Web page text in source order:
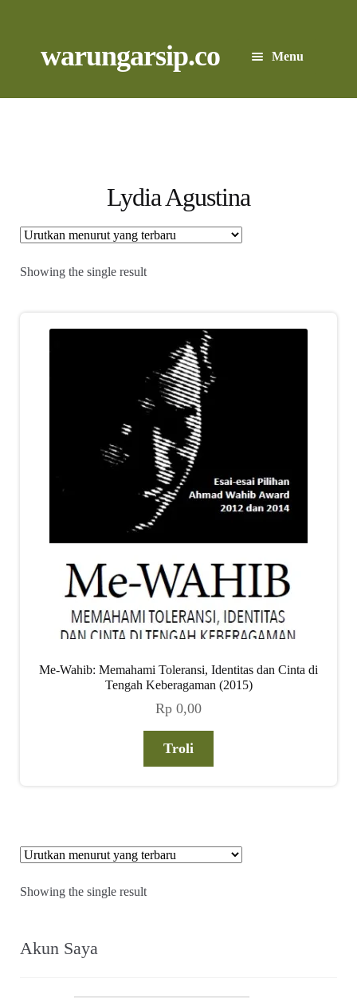
to
to
warungarsip.co Menu
Beranda
Foto
Suara
Reseller
Lydia Agustina
Showing the single result
Me-Wahib: Memahami Toleransi, Identitas dan Cinta di
Tengah Keberagaman (2015)
Rp 0,00
Troli
Showing the single result
Akun Saya